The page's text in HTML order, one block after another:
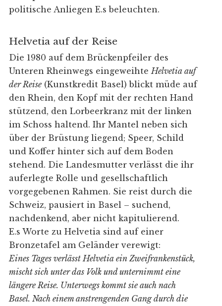
politische Anliegen E.s beleuchten.
Helvetia auf der Reise
Die 1980 auf dem Brückenpfeiler des
Unteren Rheinwegs eingeweihte Helvetia auf
der Reise(Kunstkredit Basel) blickt müde auf
den Rhein, den Kopf mit der rechten Hand
stützend, den Lorbeerkranz mit der linken
im Schoss haltend. Ihr Mantel neben sich
über der Brüstung liegend; Speer, Schild
und Koffer hinter sich auf dem Boden
stehend. Die Landesmutter verlässt die ihr
auferlegte Rolle und gesellschaftlich
vorgegebenen Rahmen. Sie reist durch die
Schweiz, pausiert in Basel – suchend,
nachdenkend, aber nicht kapitulierend.
E.s Worte zu Helvetia sind auf einer
Bronzetafel am Geländer verewigt:
Eines Tages verlässt Helvetia ein Zweifrankenstück,
mischt sich unter das Volk und unternimmt eine
längere Reise. Unterwegs kommt sie auch nach
Basel. Nach einem anstrengenden Gang durch die